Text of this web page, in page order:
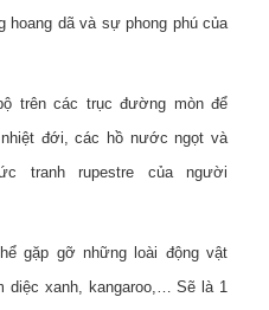
hoang dã và sự phong phú của
trên các trục đường mòn để
đới, các hồ nước ngọt và
tranh rupestre của người
gặp gỡ những loài động vật
diệc xanh, kangaroo,… Sẽ là 1